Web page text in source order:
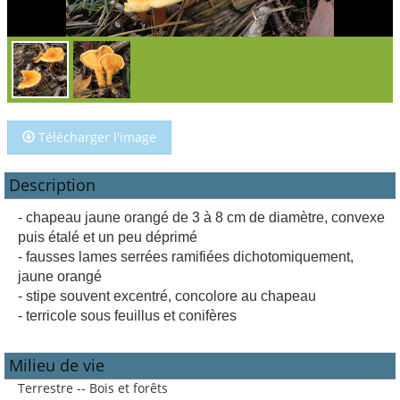
Télécharger l'image
Description
- chapeau jaune orangé de 3 à 8 cm de diamètre, convexe
puis étalé et un peu déprimé
- fausses lames serrées ramifiées dichotomiquement,
jaune orangé
- stipe souvent excentré, concolore au chapeau
- terricole sous feuillus et conifères
Milieu de vie
Terrestre -- Bois et forêts